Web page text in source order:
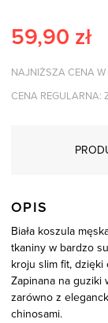
59,90 zł
NAJNIŻSZA CENA
CENA REGULARNA:
OPIS
Biała koszula
tkaniny w bardzo
kroju slim fit, dzięki
Zapinana na guziki
zarówno z
chinosami.